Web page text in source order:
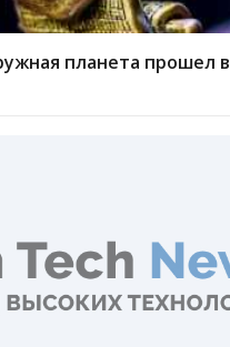
планета прошел в